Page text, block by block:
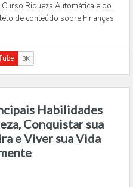
Riqueza Automática e do
de conteúdo sobre Finanças
Habilidades
Conquistar sua
e Viver sua Vida